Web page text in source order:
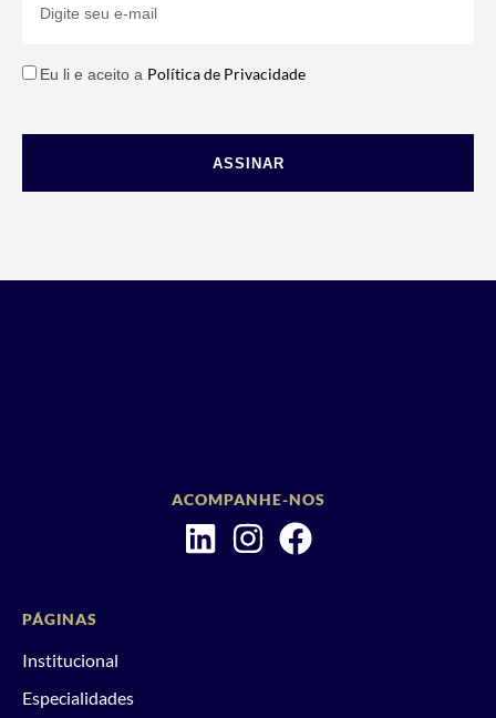
Eu li e aceito a Política de Privacidade
ASSINAR
ACOMPANHE-NOS
PÁGINAS
Institucional
Especialidades